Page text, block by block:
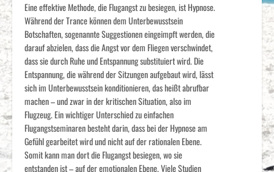
Eine effektive Methode, die Flugangst zu besiegen, ist Hypnose.
Während der Trance können dem Unterbewusstsein
Botschaften, sogenannte Suggestionen eingeimpft werden, die
darauf abzielen, dass die Angst vor dem Fliegen verschwindet,
dass sie durch Ruhe und Entspannung substituiert wird. Die
Entspannung, die während der Sitzungen aufgebaut wird, lässt
sich im Unterbewusstsein konditionieren, das heißt abrufbar
machen – und zwar in der kritischen Situation, also im
Flugzeug. Ein wichtiger Unterschied zu einfachen
Flugangstseminaren besteht darin, dass bei der Hypnose am
Gefühl gearbeitet wird und nicht auf der rationalen Ebene.
Somit kann man dort die Flugangst besiegen, wo sie
entstanden ist – auf der emotionalen Ebene. Viele Studien